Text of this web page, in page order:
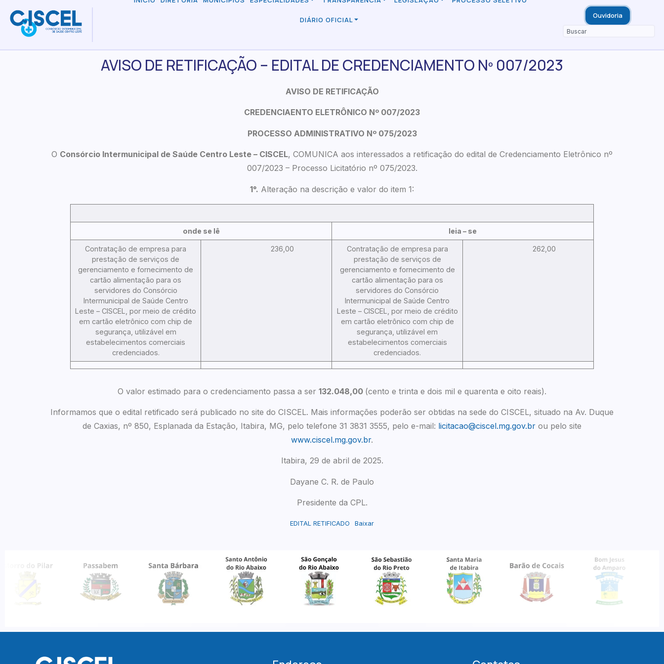
DIÁRIO OFICIAL Ouvidoria
AVISO DE RETIFICAÇÃO – EDITAL DE CREDENCIAMENTO Nº 007/2023
AVISO DE RETIFICAÇÃO
CREDENCIAENTO ELETRÔNICO Nº 007/2023
PROCESSO ADMINISTRATIVO Nº 075/2023
O Consórcio Intermunicipal de Saúde Centro Leste – CISCEL, COMUNICA aos interessados a retificação do edital de Credenciamento Eletrônico nº
007/2023 – Processo Licitatório nº 075/2023.
1°. Alteração na descrição e valor do item 1:
onde se lê leia – se
Contratação de empresa para
prestação de serviços de
gerenciamento e fornecimento de
cartão alimentação para os
servidores do Consórcio
Intermunicipal de Saúde Centro
Leste – CISCEL, por meio de crédito
em cartão eletrônico com chip de
segurança, utilizável em
estabelecimentos comerciais
credenciados.
236,00
Contratação de empresa para
prestação de serviços de
gerenciamento e fornecimento de
cartão alimentação para os
servidores do Consórcio
Intermunicipal de Saúde Centro
Leste – CISCEL, por meio de crédito
em cartão eletrônico com chip de
segurança, utilizável em
estabelecimentos comerciais
credenciados.
262,00
O valor estimado para o credenciamento passa a ser 132.048,00 (cento e trinta e dois mil e quarenta e oito reais).
Informamos que o edital retificado será publicado no site do CISCEL. Mais informações poderão ser obtidas na sede do CISCEL, situado na Av. Duque
de Caxias, nº 850, Esplanada da Estação, Itabira, MG, pelo telefone 31 3831 3555, pelo e-mail: licitacao@ciscel.mg.gov.br ou pelo site
www.ciscel.mg.gov.br.
Itabira, 29 de abril de 2025.
Dayane C. R. de Paulo
Presidente da CPL.
EDITAL RETIFICADO Baixar